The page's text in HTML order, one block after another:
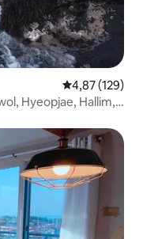
Priemerné
4,87 (129)
Hyeopjae, Hallim,